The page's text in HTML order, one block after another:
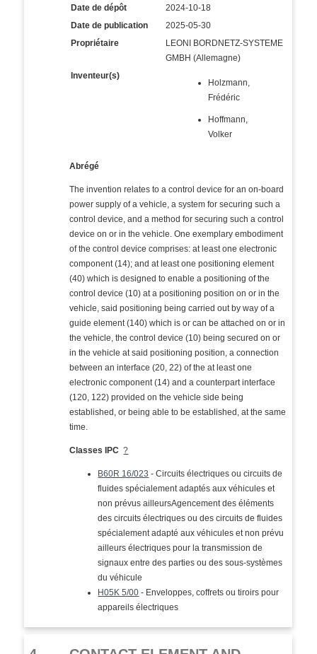
Date de dépôt
2024-10-18
Date de publication
2025-05-30
Propriétaire
LEONI BORDNETZ-SYSTEME
GMBH (Allemagne)
Inventeur(s)
Holzmann,
Frédéric
Hoffmann,
Volker
Abrégé
The invention relates to a control device for an on-board
power supply of a vehicle, a system for securing such a
control device, and a method for securing such a control
device on or in the vehicle. One exemplary embodiment
of the control device comprises: at least one electronic
component (14); and at least one positioning element
(40) which is designed to enable a positioning of the
control device (10) at a positioning position on or in the
vehicle, said positioning being carried out by way of a
guide element (140) which is or can be attached on or in
the vehicle, the control device (10) being secured on or
in the vehicle at said positioning position, a connection
between an interface (20, 22) of the at least one
electronic component (14) and a counterpart interface
(120, 122) provided on the vehicle side being
established, or being able to be established, at the same
time.
Classes IPC ?
B60R 16/023 - Circuits électriques ou circuits de
fluides spécialement adaptés aux véhicules et
non prévus ailleursAgencement des éléments
des circuits électriques ou des circuits de fluides
spécialement adapté aux véhicules et non prévu
ailleurs électriques pour la transmission de
signaux entre des parties ou des sous-systèmes
du véhicule
H05K 5/00 - Enveloppes, coffrets ou tiroirs pour
appareils électriques